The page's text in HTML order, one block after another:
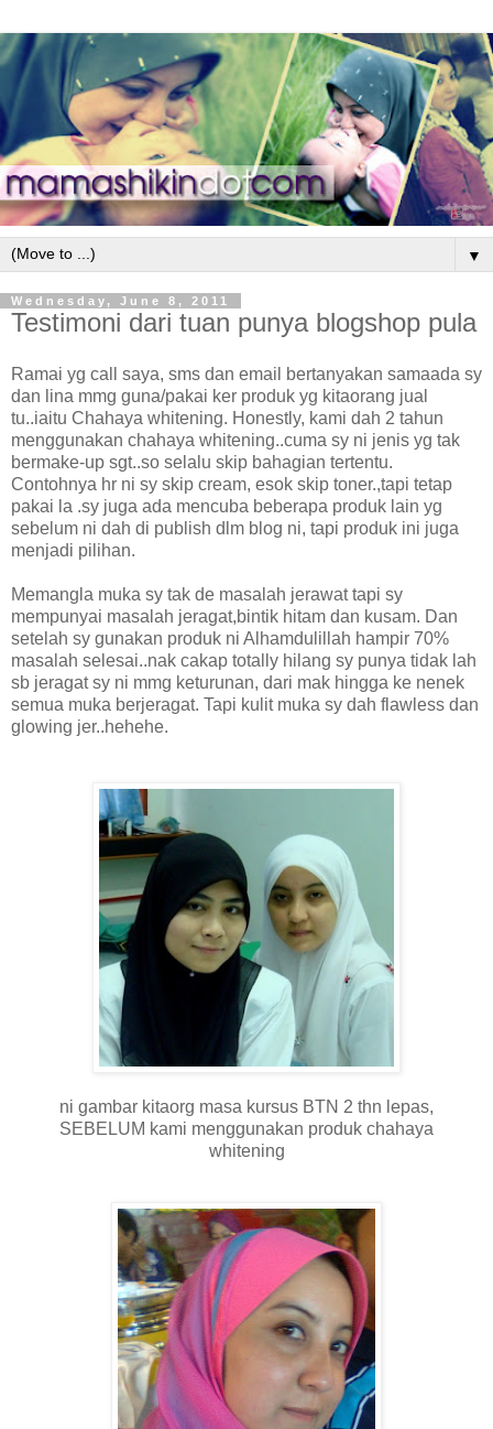
▼
Wednesday, June 8, 2011
Testimoni dari tuan punya blogshop pula
Ramai yg call saya, sms dan email bertanyakan samaada sy
dan lina mmg guna/pakai ker produk yg kitaorang jual
tu..iaitu Chahaya whitening. Honestly, kami dah 2 tahun
menggunakan chahaya whitening..cuma sy ni jenis yg tak
bermake-up sgt..so selalu skip bahagian tertentu.
Contohnya hr ni sy skip cream, esok skip toner.,tapi tetap
pakai la .sy juga ada mencuba beberapa produk lain yg
sebelum ni dah di publish dlm blog ni, tapi produk ini juga
menjadi pilihan.
Memangla muka sy tak de masalah jerawat tapi sy
mempunyai masalah jeragat,bintik hitam dan kusam. Dan
setelah sy gunakan produk ni Alhamdulillah hampir 70%
masalah selesai..nak cakap totally hilang sy punya tidak lah
sb jeragat sy ni mmg keturunan, dari mak hingga ke nenek
semua muka berjeragat. Tapi kulit muka sy dah flawless dan
glowing jer..hehehe.
ni gambar kitaorg masa kursus BTN 2 thn lepas,
SEBELUM kami menggunakan produk chahaya
whitening